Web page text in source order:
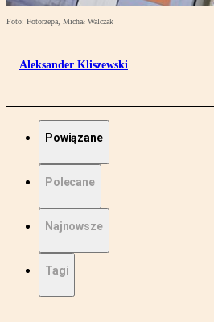
Foto: Fotorzepa, Michał Walczak
Aleksander Kliszewski
Powiązane
Polecane
Najnowsze
Tagi